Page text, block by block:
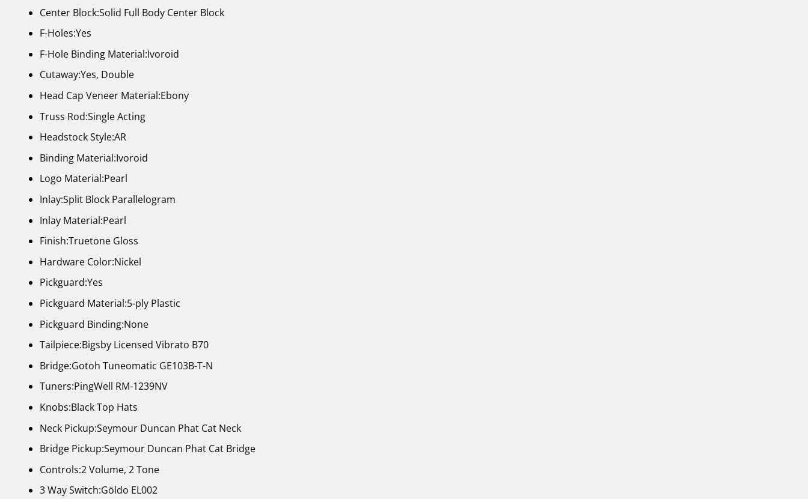
Center Block:Solid Full Body Center Block
F-Holes:Yes
F-Hole Binding Material:Ivoroid
Cutaway:Yes, Double
Head Cap Veneer Material:Ebony
Truss Rod:Single Acting
Headstock Style:AR
Binding Material:Ivoroid
Logo Material:Pearl
Inlay:Split Block Parallelogram
Inlay Material:Pearl
Finish:Truetone Gloss
Hardware Color:Nickel
Pickguard:Yes
Pickguard Material:5-ply Plastic
Pickguard Binding:None
Tailpiece:Bigsby Licensed Vibrato B70
Bridge:Gotoh Tuneomatic GE103B-T-N
Tuners:PingWell RM-1239NV
Knobs:Black Top Hats
Neck Pickup:Seymour Duncan Phat Cat Neck
Bridge Pickup:Seymour Duncan Phat Cat Bridge
Controls:2 Volume, 2 Tone
3 Way Switch:Göldo EL002